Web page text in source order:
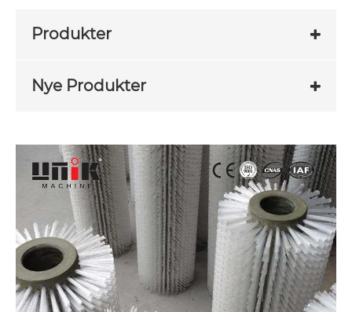
Produkter
Nye Produkter